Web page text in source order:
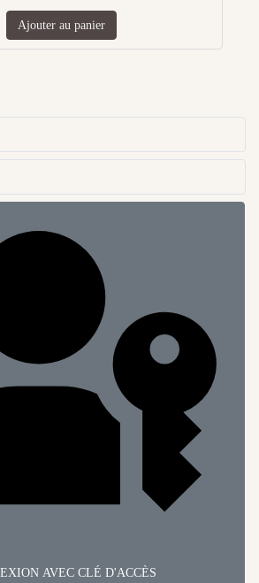
Ajouter au panier
AVEC CLÉ D'ACCÈS